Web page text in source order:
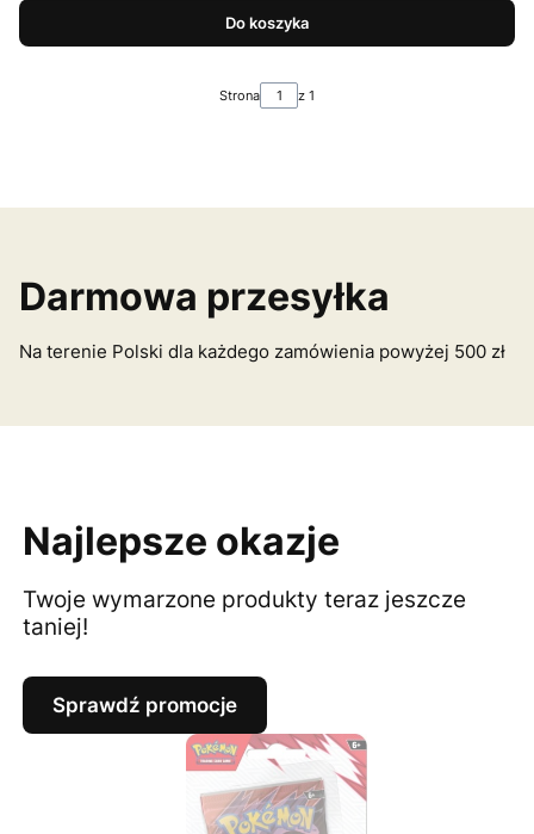
Do koszyka
Strona z 1
Darmowa przesyłka
Na terenie Polski dla każdego zamówienia powyżej 500 zł
Najlepsze okazje
Twoje wymarzone produkty teraz jeszcze
taniej!
Sprawdź promocje